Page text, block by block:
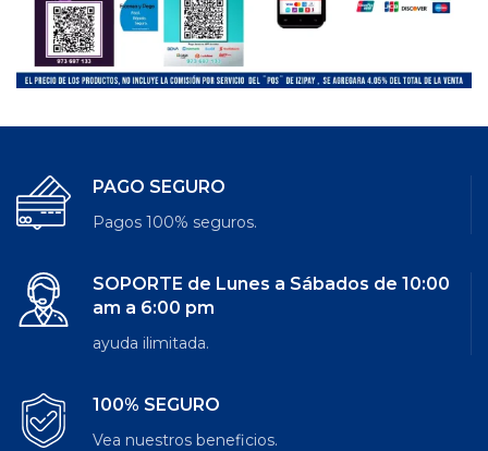
PAGO SEGURO
Pagos 100% seguros.
SOPORTE de Lunes a Sábados de 10:00
am a 6:00 pm
ayuda ilimitada.
100% SEGURO
Vea nuestros beneficios.